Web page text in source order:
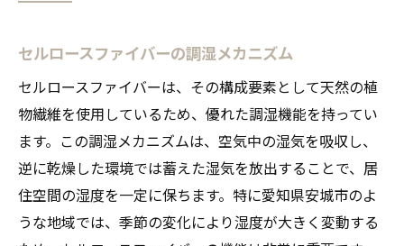
セルロースファイバーの調湿効果で健康を
守る
愛知県安城市でのセルロースファイバー活用法
安城市の気候に適したセルロースファイバ
ーの選び方
地元でのセルロースファイバー使用事例紹
介
セルロースファイバーの調湿メカニズム
セルロースファイバーは、その構成要素として天然の植
物繊維を使用しているため、優れた調湿機能を持ってい
ます。この調湿メカニズムは、空気中の湿気を吸収し、
逆に乾燥した環境では蓄えた湿気を放出することで、居
住空間の湿度を一定に保ちます。特に愛知県安城市のよ
うな地域では、季節の変化により湿度が大きく変動する